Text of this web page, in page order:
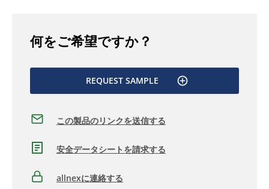
何をご希望ですか？
REQUEST SAMPLE
この製品のリンクを送信する
安全データシートを請求する
allnexに連絡する